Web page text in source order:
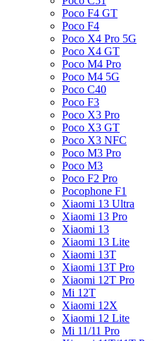
Poco F4 GT
Poco F4
Poco X4 Pro 5G
Poco X4 GT
Poco M4 Pro
Poco M4 5G
Poco C40
Poco F3
Poco X3 Pro
Poco X3 GT
Poco X3 NFC
Poco M3 Pro
Poco M3
Poco F2 Pro
Pocophone F1
Xiaomi 13 Ultra
Xiaomi 13 Pro
Xiaomi 13
Xiaomi 13 Lite
Xiaomi 13T
Xiaomi 13T Pro
Xiaomi 12T Pro
Mi 12T
Xiaomi 12X
Xiaomi 12 Lite
Mi 11/11 Pro